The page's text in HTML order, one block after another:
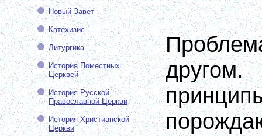
Новый Завет
Катехизис
Литургика
История Поместных
Церквей
История Русской
Православной Церкви
История Христианской
Церкви